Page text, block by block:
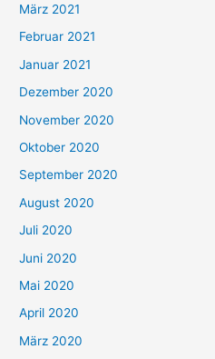
März 2021
Februar 2021
Januar 2021
Dezember 2020
November 2020
Oktober 2020
September 2020
August 2020
Juli 2020
Juni 2020
Mai 2020
April 2020
März 2020